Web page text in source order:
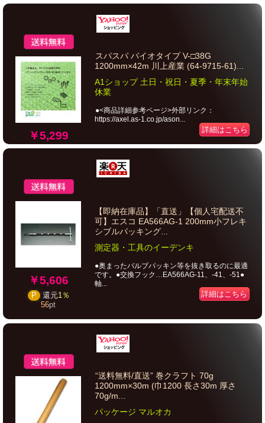
￥5,299
スパスパ バイオタイプ V-□38G
1200mm×42m 川上産業 (64-9715-61)...
A1ショップ 土日・祝日・夏季・年末年始
休業
●<商品詳細参考ページ>外部リンク：
https://axel.as-1.co.jp/ason...
詳細はこちら
￥5,606
P 還元1％
56pt
【即納在庫品】「直送」【個人宅配送不
可】エスコ EA566AG-1 200mm小フレキ
シブルパッキング...
測定器・工具のイーデンキ
●奥まったバルブパッキン等を抜き取るのに最適
です。●交換フック…EA566AG-11、-41、-51●
軸...
詳細はこちら
“送料無料/直送” 巻クラフト 70g
1200mm×30m (巾1200 長さ30m 厚さ
70g/m...
パッケージ マルオカ